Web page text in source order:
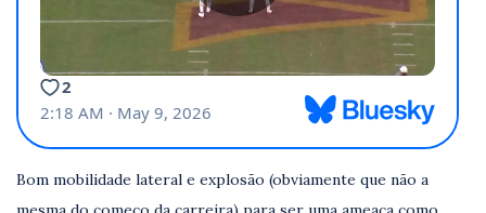
Bom mobilidade lateral e explosão (obviamente que não a